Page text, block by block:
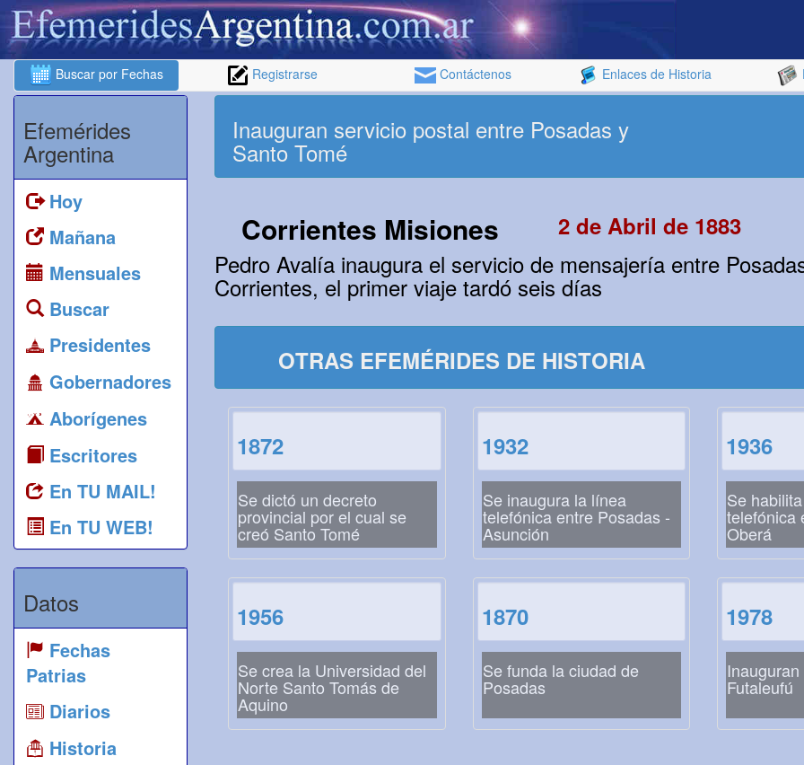
Buscar por Fechas Registrarse Contáctenos Enlaces de Historia
Efemérides
Argentina
Hoy
Mañana
Mensuales
Buscar
Presidentes
Gobernadores
Aborígenes
Escritores
En TU MAIL!
En TU WEB!
Datos
Fechas
Patrias
Diarios
Historia
Inauguran servicio postal entre Posadas y
Santo Tomé
Corrientes Misiones 2 de Abril de 1883
Pedro Avalía inaugura el servicio de mensajería entre
Corrientes, el primer viaje tardó seis días
OTRAS EFEMÉRIDES DE HISTORIA
1872
Se dictó un decreto
provincial por el cual se
creó Santo Tomé
1932
Se inaugura la línea
telefónica entre Posadas -
Asunción
1936
Se
telefónica
Oberá
1956
Se crea la Universidad del
Norte Santo Tomás de
Aquino
1870
Se funda la ciudad de
Posadas
1978
Futaleufú